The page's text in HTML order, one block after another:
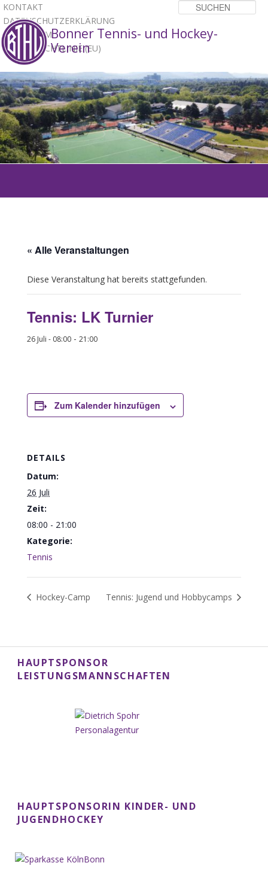
KONTAKT
DATENSCHUTZERKLÄRUNG
IMPRESSUM
COOKIE-RICHTLINIE (EU)
Bonner Tennis- und Hockey-
Verein
1 2 3
« Alle Veranstaltungen
Diese Veranstaltung hat bereits stattgefunden.
Tennis: LK Turnier
26 Juli - 08:00 - 21:00
Zum Kalender hinzufügen
DETAILS
Datum:
26 Juli
Zeit:
08:00 - 21:00
Kategorie:
Tennis
Hockey-Camp Tennis: Jugend und Hobbycamps
HAUPTSPONSOR
LEISTUNGSMANNSCHAFTEN
HAUPTSPONSORIN KINDER- UND
JUGENDHOCKEY